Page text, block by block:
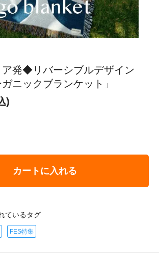
ア発◆リバーシブルデザイン
ガニックブランケット」
)
カートに入れる
ているタグ
FES特集